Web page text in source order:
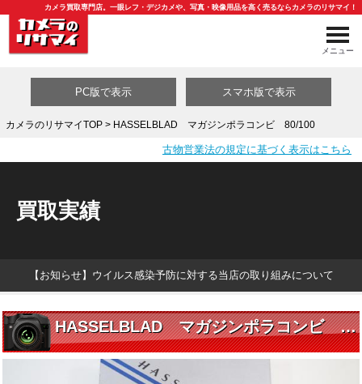
カメラ買取専門店。一眼レフ・デジカメや、写真・映像用品を高く売るならカメラのリサマイ！
メニュー
買取カテゴリ一覧
PC版で表示 スマホ版で表示
カメラのリサマイTOP> HASSELBLAD マガジンポラコンビ 80/100
古物営業法の規定に基づく表示はこちら
買取実績
【お知らせ】ウイルス感染予防に対する当店の取り組みについて
HASSELBLAD マガジンポラコンビ 80/100